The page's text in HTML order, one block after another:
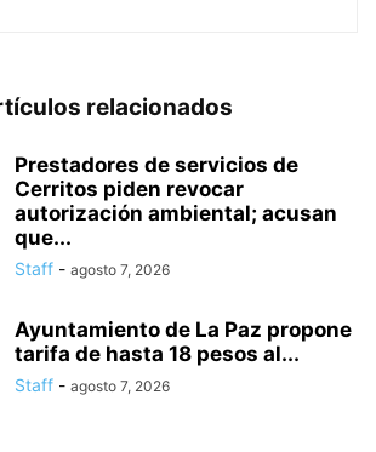
relacionados
Prestadores de servicios de
Cerritos piden revocar
autorización ambiental; acusan
que...
Staff - agosto 7, 2026
Ayuntamiento de La Paz propone
tarifa de hasta 18 pesos al...
Staff - agosto 7, 2026